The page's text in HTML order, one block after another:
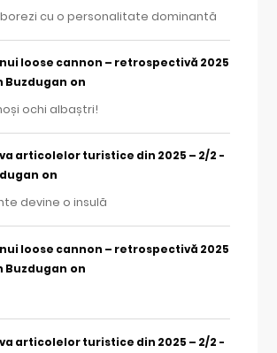
cu o personalitate dominantă
loose cannon – retrospectivă 2025
Buzdugan on
ochi albaștri!
articolelor turistice din 2025 – 2/2 -
on
devine o insulă
loose cannon – retrospectivă 2025
Buzdugan on
articolelor turistice din 2025 – 2/2 -